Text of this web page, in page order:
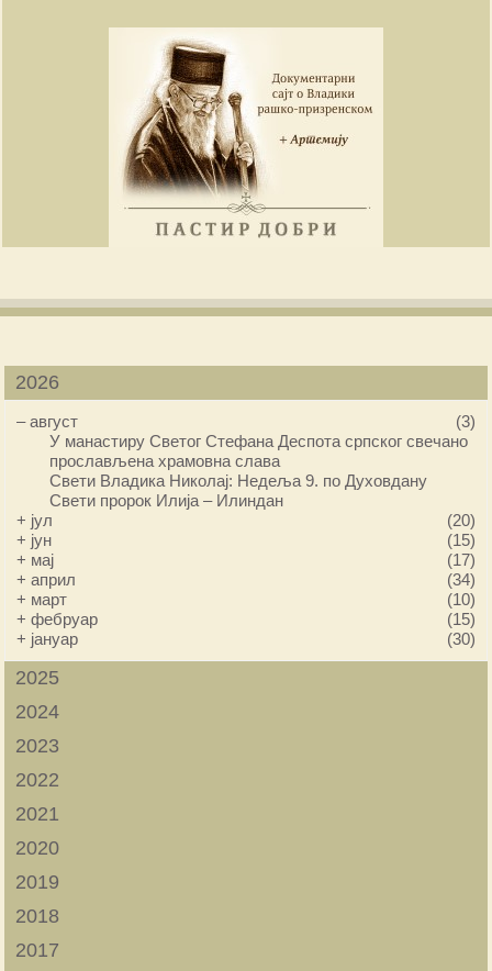
2026
–август
(3)
У манастиру Светог Стефана Деспота српског свечано
прослављена храмовна слава
Свети Владика Николај: Недеља 9. по Духовдану
Свети пророк Илија – Илиндан
+ јул
(20)
+ јун
(15)
+ мај
(17)
+април
(34)
+ март
(10)
+фебруар
(15)
+ јануар (30)
2025
2024
2023
2022
2021
2020
2019
2018
2017